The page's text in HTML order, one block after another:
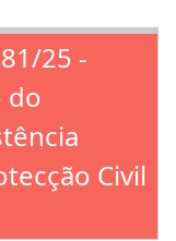
25 -
do
Civil